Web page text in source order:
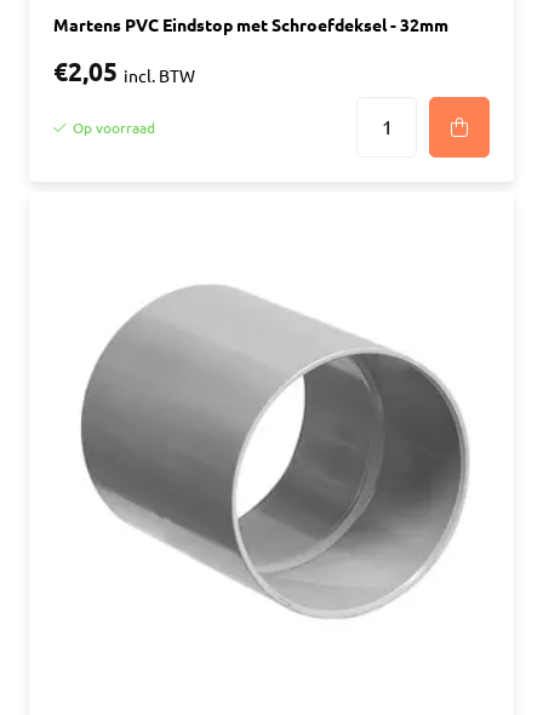
Martens PVC Eindstop met Schroefdeksel - 32mm
€2,05 incl. BTW
Op voorraad